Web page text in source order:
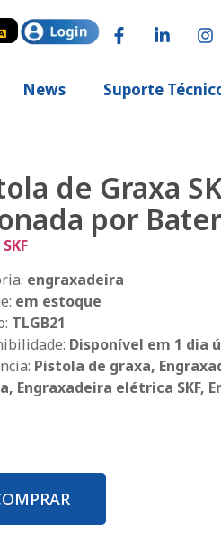
News Suporte
de Graxa
por
SKF
engraxadeira
em estoque
TLGB21
Disponível em 1 dia
Pistola de graxa,
Engraxadeira elétrica SKF,